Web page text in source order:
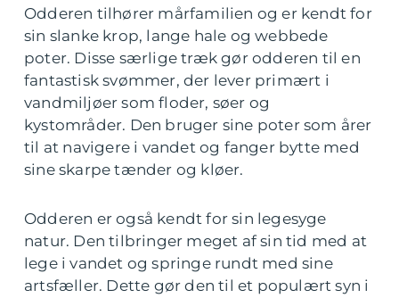
Odderen tilhører mårfamilien og er kendt for
sin slanke krop, lange hale og webbede
poter. Disse særlige træk gør odderen til en
fantastisk svømmer, der lever primært i
vandmiljøer som floder, søer og
kystområder. Den bruger sine poter som årer
til at navigere i vandet og fanger bytte med
sine skarpe tænder og kløer.
Odderen er også kendt for sin legesyge
natur. Den tilbringer meget af sin tid med at
lege i vandet og springe rundt med sine
artsfæller. Dette gør den til et populært syn i